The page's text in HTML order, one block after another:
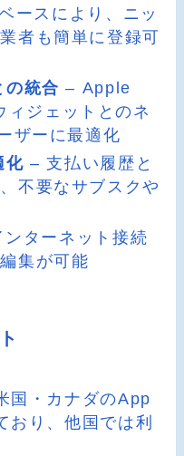
ースにより、ニッ
者も簡単に登録可
の統合 – Apple
ジェットとのネ
ザーに最適化
化 – 支払い履歴と
不要なサブスクや
ンターネット接続
集が可能
国・カナダのApp
おり、他国では利